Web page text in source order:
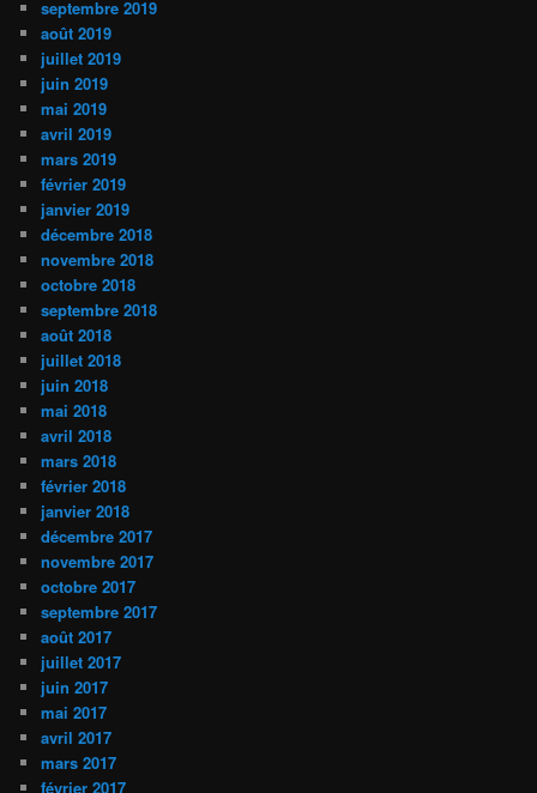
septembre 2019
août 2019
juillet 2019
juin 2019
mai 2019
avril 2019
mars 2019
février 2019
janvier 2019
décembre 2018
novembre 2018
octobre 2018
septembre 2018
août 2018
juillet 2018
juin 2018
mai 2018
avril 2018
mars 2018
février 2018
janvier 2018
décembre 2017
novembre 2017
octobre 2017
septembre 2017
août 2017
juillet 2017
juin 2017
mai 2017
avril 2017
mars 2017
février 2017